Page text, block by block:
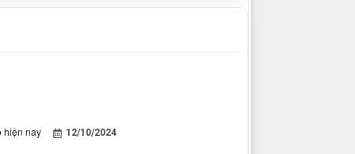
hiện nay 12/10/2024